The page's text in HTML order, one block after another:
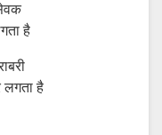
है
लगता है